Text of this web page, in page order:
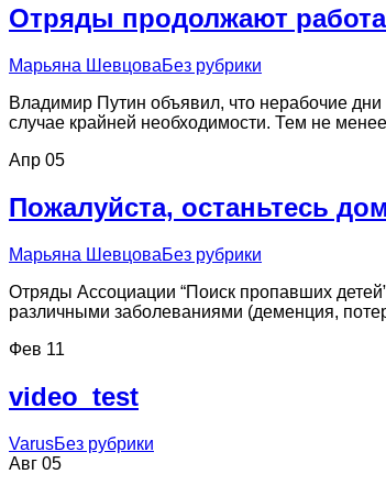
Отряды продолжают
Марьяна ШевцоваБез рубрики
Владимир Путин объявил, что нерабочие
случае крайней необходимости. Тем не
Апр 05
Пожалуйста, останьтесь
Марьяна ШевцоваБез рубрики
Отряды Ассоциации “Поиск пропавших
различными заболеваниями (деменция,
Фев 11
video_test
VarusБез рубрики
Авг 05